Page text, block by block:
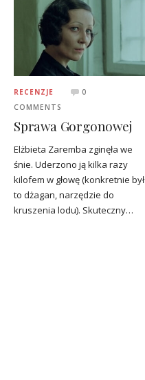
RECENZJE
0
COMMENTS
Sprawa Gorgonowej
Elżbieta Zaremba zginęła we
śnie. Uderzono ją kilka razy
kilofem w głowę (konkretnie był
to dżagan, narzędzie do
kruszenia lodu). Skuteczny…